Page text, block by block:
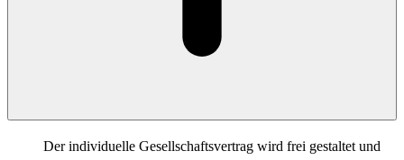
Der individuelle Gesellschaftsvertrag wird frei gestaltet und